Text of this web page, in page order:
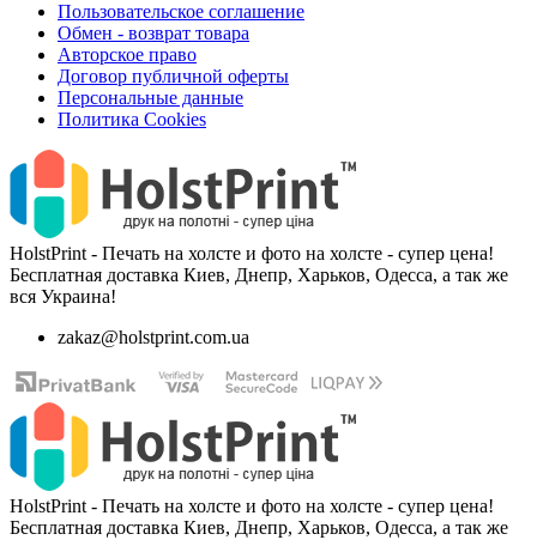
Пользовательское соглашение
Обмен - возврат товара
Авторское право
Договор публичной оферты
Персональные данные
Политика Cookies
HolstPrint - Печать на холсте и фото на холсте - супер цена!
Бесплатная доставка Киев, Днепр, Харьков, Одесса, а так же
вся Украина!
zakaz@holstprint.com.ua
HolstPrint - Печать на холсте и фото на холсте - супер цена!
Бесплатная доставка Киев, Днепр, Харьков, Одесса, а так же